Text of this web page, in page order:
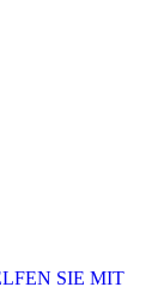
SIE MIT